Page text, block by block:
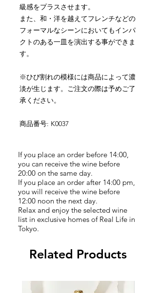
級感をプラスさせます。
また、和・洋を越えてフレンチなどの
フォーマルなシーンにおいてもインパ
クトのある一皿を演出する事ができま
す。
※ひび割れの模様には商品によって濃
淡が生じます。ご注文の際は予めご了
承ください。
商品番号: K0037
If you place an order before 14:00,
you can receive the wine before
20:00 on the same day.
If you place an order after 14:00 pm,
you will receive the wine before
12:00 noon the next day.
Relax and enjoy the selected wine
list in exclusive homes of Real Life in
Tokyo.
Related Products